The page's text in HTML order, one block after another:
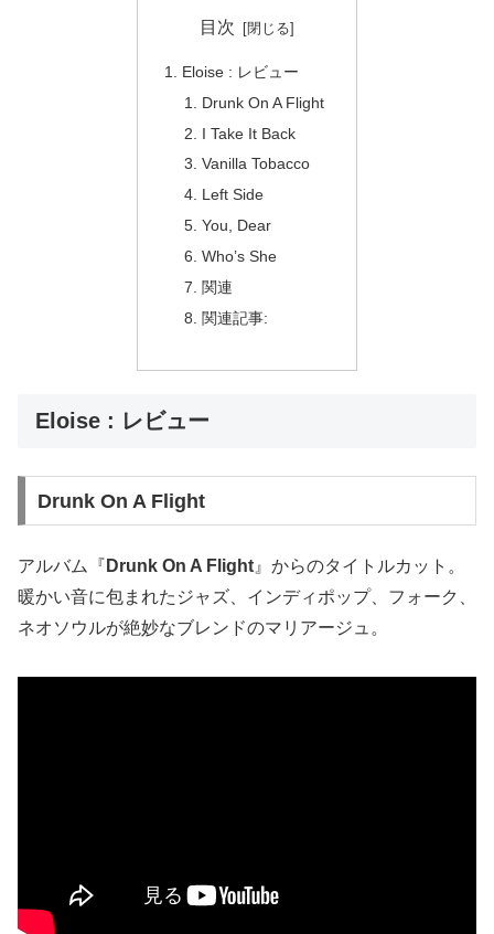
目次
Eloise : レビュー
Drunk On A Flight
I Take It Back
Vanilla Tobacco
Left Side
You, Dear
Who’s She
関連
関連記事:
Eloise : レビュー
Drunk On A Flight
アルバム『 Drunk On A Flight 』からのタイトルカット。
暖かい音に包まれたジャズ、インディポップ、フォーク、
ネオソウルが絶妙なブレンドのマリアージュ。